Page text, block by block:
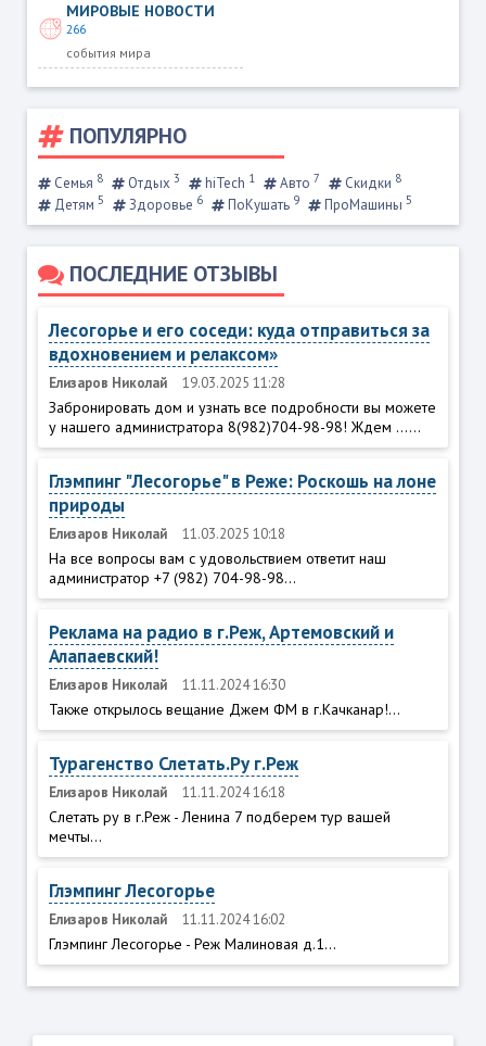
МИРОВЫЕ НОВОСТИ
266
события мира
ПОПУЛЯРНО
Семья 8 Отдых 3 hiTech 1 Авто 7 Скидки 8
Детям 5 Здоровье 6 ПоКушать 9 ПроМашины 5
ПОСЛЕДНИЕ ОТЗЫВЫ
Лесогорье и его соседи: куда отправиться за
вдохновением и релаксом»
Елизаров Николай 19.03.2025 11:28
Забронировать дом и узнать все подробности вы можете
у нашего администратора 8(982)704-98-98! Ждем ......
Глэмпинг "Лесогорье" в Реже: Роскошь на лоне
природы
Елизаров Николай 11.03.2025 10:18
На все вопросы вам с удовольствием ответит наш
администратор +7 (982) 704-98-98...
Реклама на радио в г.Реж, Артемовский и
Алапаевский!
Елизаров Николай 11.11.2024 16:30
Также открылось вещание Джем ФМ в г.Качканар!...
Турагенство Слетать.Ру г.Реж
Елизаров Николай 11.11.2024 16:18
Слетать ру в г.Реж - Ленина 7 подберем тур вашей
мечты...
Глэмпинг Лесогорье
Елизаров Николай 11.11.2024 16:02
Глэмпинг Лесогорье - Реж Малиновая д.1...